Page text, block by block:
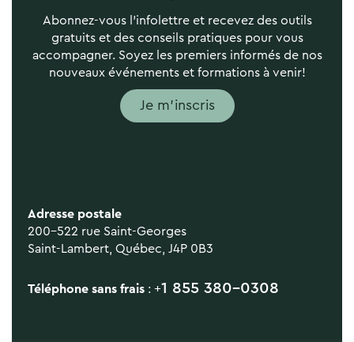
Adresse postale
200-522 rue Saint-Georges
Saint-Lambert, Québec, J4P 0B3
Téléphone sans frais : +1 855 380-0308
Abonnez-vous l’infolettre et recevez des outils
gratuits et des conseils pratiques pour vous
accompagner. Soyez les premiers informés de nos
nouveaux événements et formations à venir!
Je m'inscris